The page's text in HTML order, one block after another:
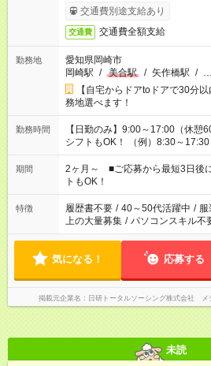
交通費別途支給あり
交通費 交通費全額支給
勤務地
愛知県岡崎市
岡崎駅 / 美合駅 / 矢作橋駅 / …
【自宅からドアtoドアで30分
務地選べます！
勤務時間
【日勤のみ】9:00～17:00（休憩60分） ■ご希望があれ
シフトもOK！ （例）8:30～
「家族とお休みを合わせたい」
など、あなたのご希望に沿ったお仕
ーク希望の方へ 今ご覧のお仕事
のお仕事の勤務時間。 合計で週
ません
期間
2ヶ月～ ■ご応募から最短3日後
トもOK！
特徴 履歴書不要 / 40～50代活躍中 / 服
上の大量募集 / パソコンスキル不
気になる！ 応募する
掲載元企業名 日研トータルソーシング株式会社
未読